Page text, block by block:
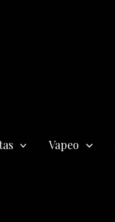
Vapeo